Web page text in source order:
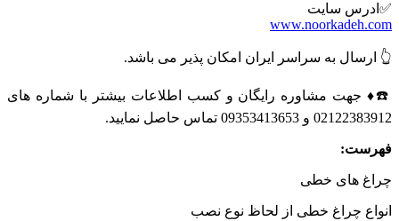
✅ادرس سایت
www.noorkadeh.com
👆 ارسال به سراسر ایران امکان پذیر می باشد.
☎️♦️ جهت مشاوره رایگان و کسب اطلاعات بیشتر با شماره های
02122383912 و 09353413653 تماس حاصل نمایید.
فهرست:
چراغ های خطی
انواع چراغ خطی از لحاظ نوع نصب